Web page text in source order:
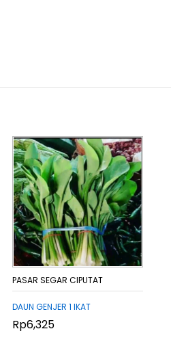
PASAR SEGAR CIPUTAT
DAUN GENJER 1 IKAT
Rp6,325
Rp6,325